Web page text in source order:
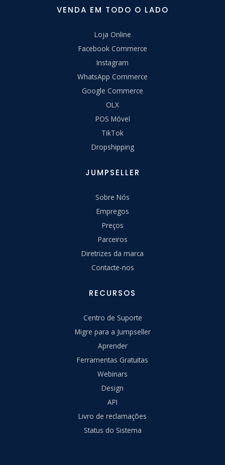
VENDA EM TODO O LADO
Loja Online
Facebook Commerce
Instagram
WhatsApp Commerce
Google Commerce
OLX
POS Móvel
TikTok
Dropshipping
JUMPSELLER
Sobre Nós
Empregos
Preços
Parceiros
Diretrizes da marca
Contacte-nos
RECURSOS
Centro de Suporte
Migre para a Jumpseller
Aprender
Ferramentas Gratuitas
Webinars
Design
API
Livro de reclamações
Status do Sistema